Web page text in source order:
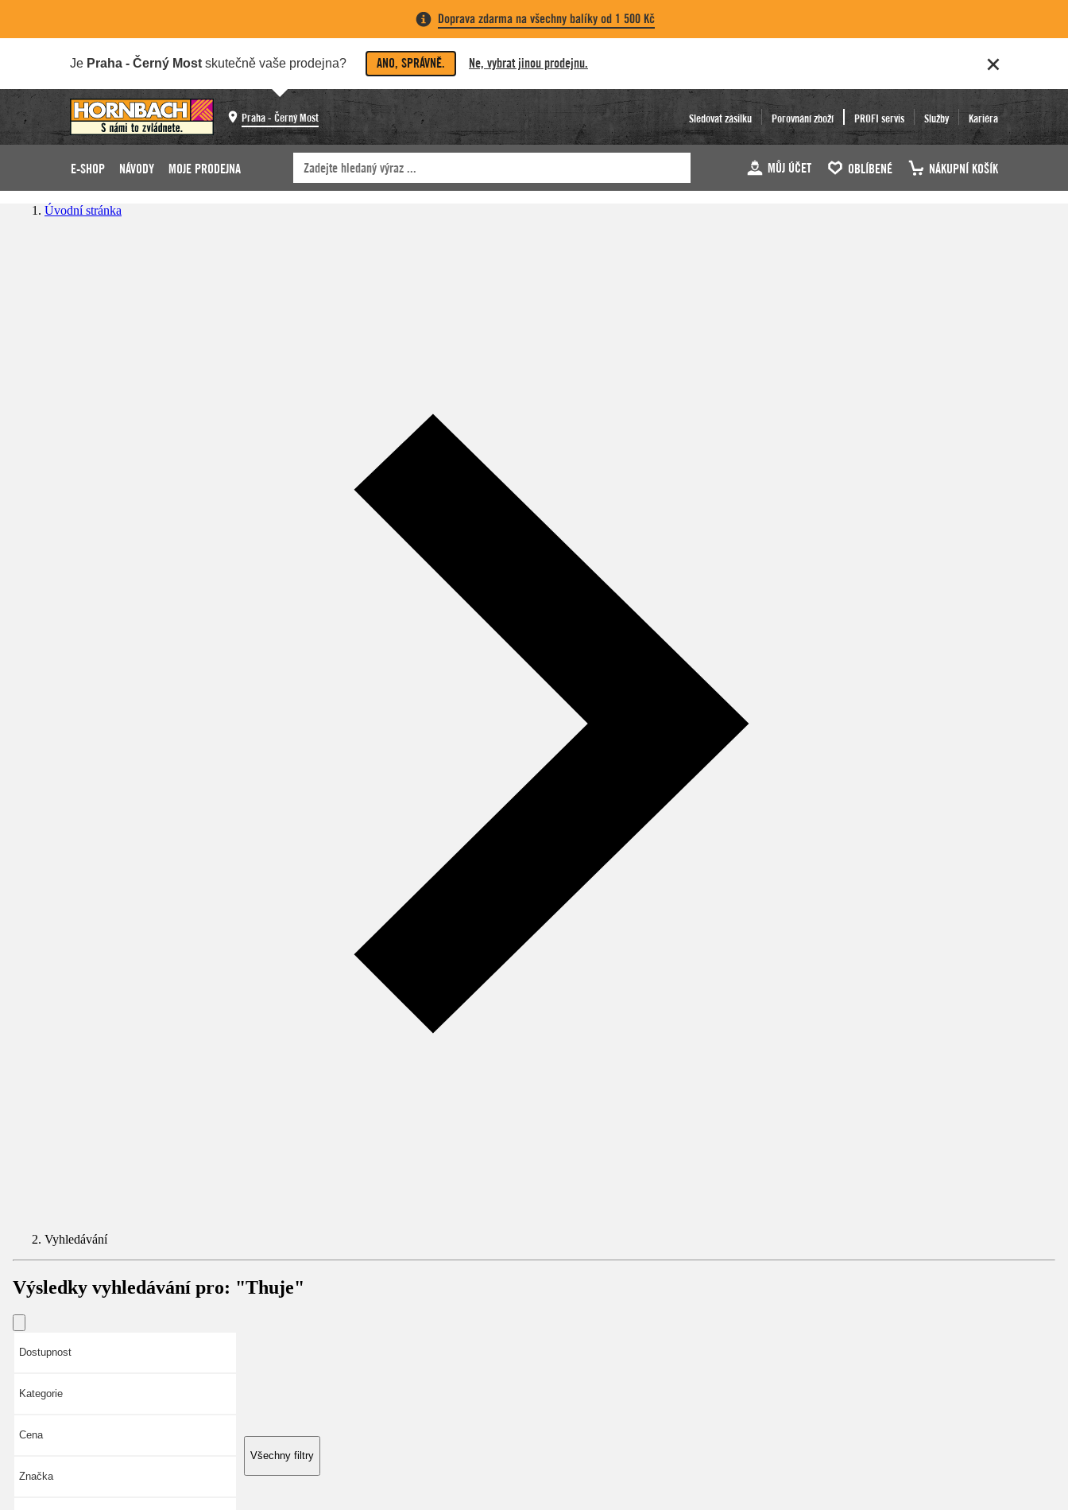
Doprava zdarma na všechny balíky od 1 500 Kč
Je Praha - Černý Most skutečně vaše prodejna? ANO, SPRÁVNĚ. Ne, vybrat jinou prodejnu.
Praha - Černý Most Sledovat zásilku Porovnání zboží PROFI servis Služby Kariéra
E-SHOP NÁVODY MOJE PRODEJNA MŮJ ÚČET OBLÍBENÉ NÁKUPNÍ KOŠÍK
Úvodní stránka
Vyhledávání
Výsledky vyhledávání pro: "Thuje"
Dostupnost
Kategorie
Cena
Značka
Všechny filtry